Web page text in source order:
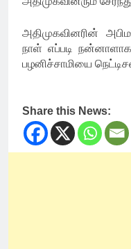
அதிமுகவினரின்
நாள் எப்படி நன்னாளாக
பழனிச்சாமியை
Share this News: